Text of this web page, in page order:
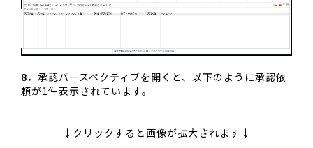
8． 承認パースペクティブを開くと、以下のように承認依
頼が1件表示されています。
↓クリックすると画像が拡大されます↓